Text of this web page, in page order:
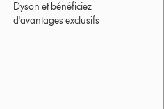
Dyson et bénéficiez
d'avantages exclusifs